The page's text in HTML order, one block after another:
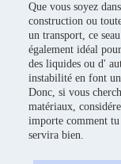
Que vous soyez
construction ou
un transport, ce
également idéal
des liquides ou d'
instabilité en font
Donc, si vous
matériaux,
importe comment
servira bien.